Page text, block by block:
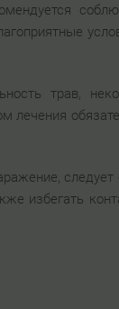
трав,
избегать